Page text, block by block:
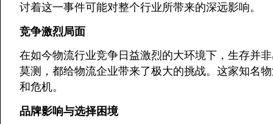
讨着这一事件可能对整个行业所带来的深远影响。
竞争激烈局面
在如今物流行业竞争日益激烈的大环境下，生存并
莫测，都给物流企业带来了极大的挑战。这家知名
和危机。
品牌影响与选择困境